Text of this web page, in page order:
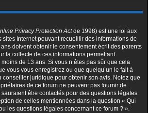
Privacy Protection Actde 1998) est une loi aux
sites Internet pouvant recueillir des informations de
doivent obtenir le consentement écrit des parents
la collecte de ces informations permettant
de 13 ans. Si vous n’êtes pas sûr que cela
vous vous enregistrez ou que quelqu’un le fait à
conseiller juridique pour obtenir son avis. Notez que
de ce forum ne peuvent pas fournir de
être contactés pour des questions légales
de celles mentionnées dans la question « Qui
les questions légales concernant ce forum ? ».